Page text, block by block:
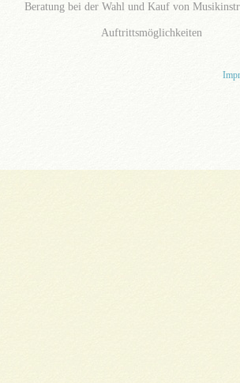
Beratung bei der Wahl und Kauf von
Auftrittsmöglichkeiten